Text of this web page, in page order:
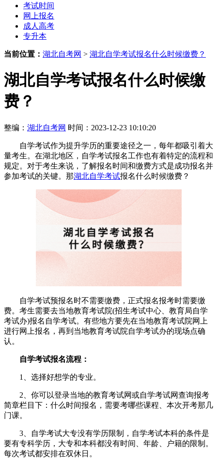
考试时间
网上报名
成人高考
专升本
当前位置： 湖北自考网 > 湖北自学考试报名什么时候缴费？
湖北自学考试报名什么时候缴
费？
整编： 湖北自考网 时间：2023-12-23 10:10:20
自学考试作为提升学历的重要途径之一，每年都吸引着大
量考生。在湖北地区，自学考试报名工作也有着特定的流程和
规定。对于考生来说，了解报名时间和缴费方式是成功报名并
参加考试的关键。那湖北自学考试报名什么时候缴费？
自学考试预报名时不需要缴费，正式报名报考时需要缴
费。考生需要去当地教育考试院(招生考试中心、教育局自学
考试办)报名自学考试。有些地方要先在当地教育考试院网上
进行网上报名，再到当地教育考试院自学考试办的现场点确
认。
自学考试报名流程：
1、选择好想学的专业。
2、你可以登录当地的教育考试网或自学考试网查询报考
简章栏目下：什么时间报名，需要考哪些课程、本次开考那几
门课。
3、自学考试大专没有学历限制，自学考试本科的条件是
要有专科学历，大专和本科都没有时间、年龄、户籍的限制。
每次考试都安排在双休日。